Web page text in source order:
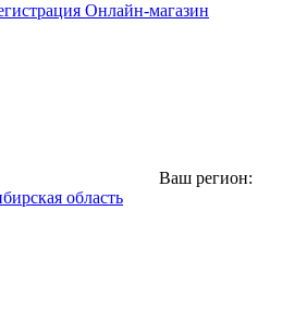
Онлайн-магазин
Ваш регион:
область